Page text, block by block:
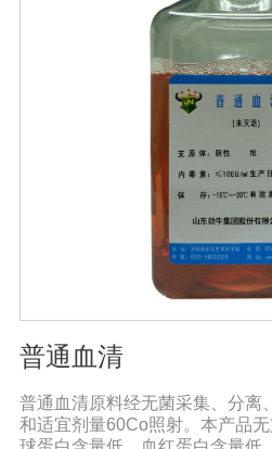
普通血清
普通血清原料经无菌采集、分离
和适宜剂量60Co照射。本产品